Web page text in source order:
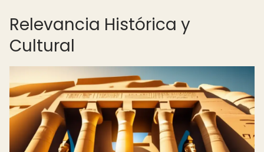
Relevancia Histórica y
Cultural